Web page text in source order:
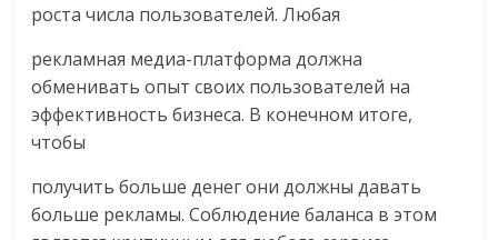
роста числа пользователей. Любая
рекламная медиа-платформа должна
обменивать опыт своих пользователей на
эффективность бизнеса. В конечном итоге,
чтобы
получить больше денег они должны давать
больше рекламы. Соблюдение баланса в этом